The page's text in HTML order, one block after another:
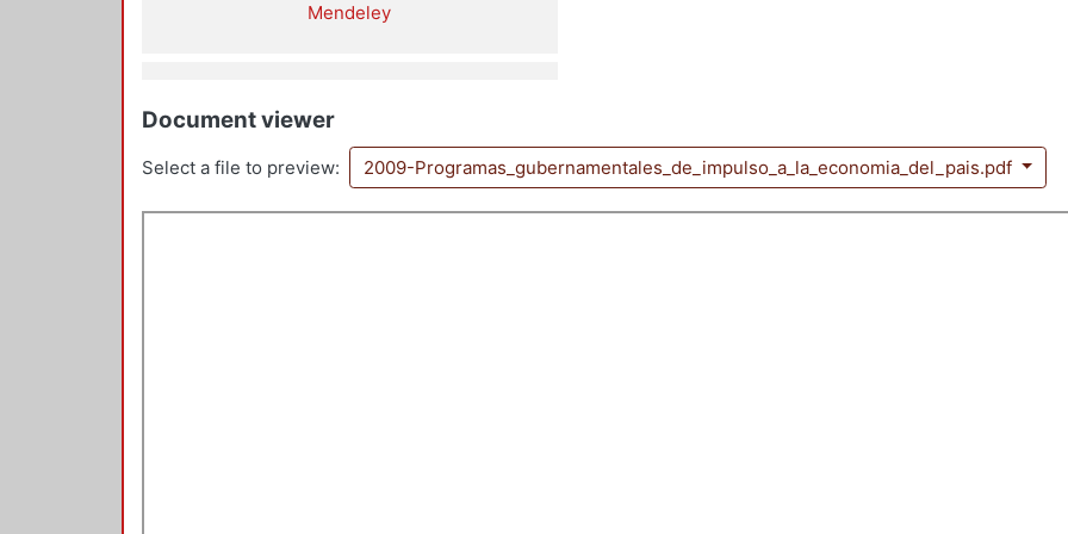
Mendeley
Document viewer
Select a file to preview: 2009-Programas_gubernamentales_de_impulso_a_la_economia_del_pais.pdf